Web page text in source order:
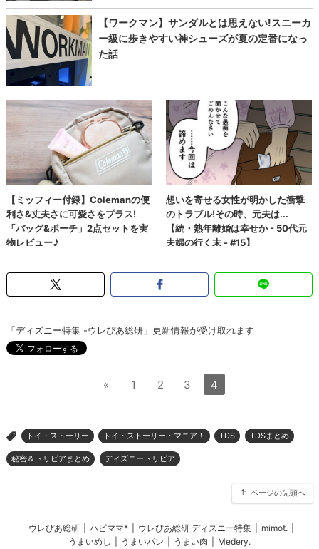
「ディズニー特集 -ウレぴあ総研」更新情報が受け取れます
« 1 2 3 4
> トイ・ストーリー トイ・ストーリー・マニア！ TDS TDSまとめ
秘密＆トリビアまとめ ディズニートリビア
ページの先頭へ
ウレぴあ総研 ハピママ* ウレぴあ総研 ディズニー特集 mimot.
うまいめし
うまいパン うまい肉 Medery.